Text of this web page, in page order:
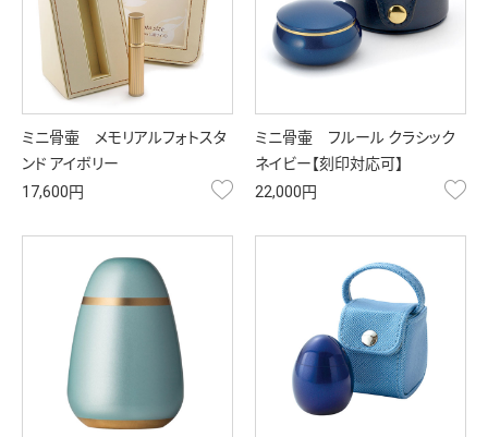
ミニ骨壷 メモリアルフォトスタ
ンド アイボリー
17,600円
お気に入り
ミニ骨壷 フルール クラシック
ネイビー【刻印対応可】
22,000円